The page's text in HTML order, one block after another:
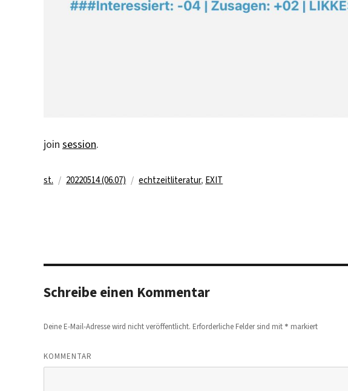
join session.
Autor
st.
Veröffentlicht
20220514 (06.07) Kategorien
echtzeitliteratur, EXIT
Schreibe einen Kommentar
Deine E-Mail-Adresse wird nicht veröffentlicht. Erforderliche Felder sind mit * markiert
KOMMENTAR